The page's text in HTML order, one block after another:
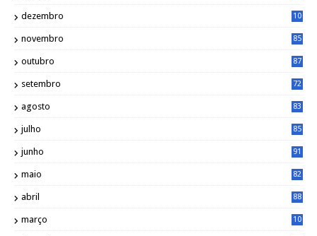
dezembro
10
novembro 85
outubro 87
setembro 72
agosto 83
julho 85
junho 91
maio 82
abril 88
março
10